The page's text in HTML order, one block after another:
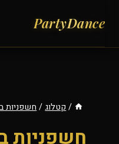
/ קטלוג / חשפניות
חשפניות